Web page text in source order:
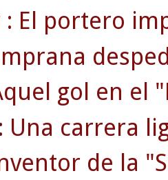
: El portero
gol en el
Una carrera
de la